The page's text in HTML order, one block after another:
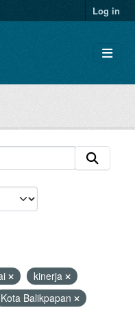
Log in
kinerja
Kota Balikpapan